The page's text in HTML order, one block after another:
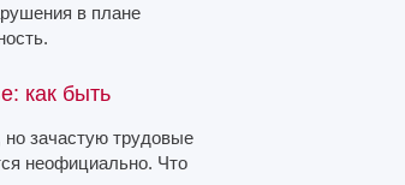
в плане
как быть
но зачастую трудовые
неофициально. Что